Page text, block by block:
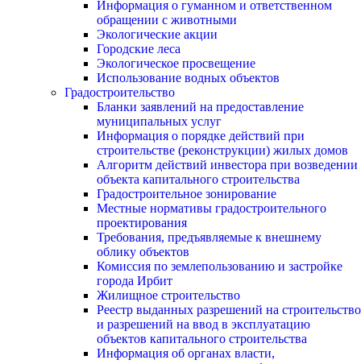
Информация о гуманном и ответственном
обращении с животными
Экологические акции
Городские леса
Экологическое просвещение
Использование водных объектов
Градостроительство
Бланки заявлений на предоставление
муниципальных услуг
Информация о порядке действий при
строительстве (реконструкции) жилых домов
Алгоритм действий инвестора при возведении
объекта капитального строительства
Градостроительное зонирование
Местные нормативы градостроительного
проектирования
Требования, предъявляемые к внешнему
облику объектов
Комиссия по землепользованию и застройке
города Ирбит
Жилищное строительство
Реестр выданных разрешений на строительство
и разрешений на ввод в эксплуатацию
объектов капитального строительства
Информация об органах власти,